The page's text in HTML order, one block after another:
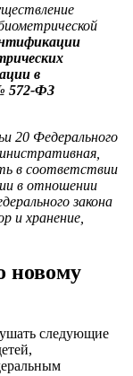
в
572-ФЗ
20 Федерального
в соответствии
в отношении
закона
и хранение,
новому
следующие